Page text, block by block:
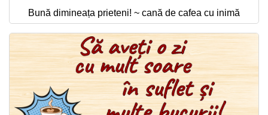
Bună dimineața prieteni! ~ cană de cafea cu inimă